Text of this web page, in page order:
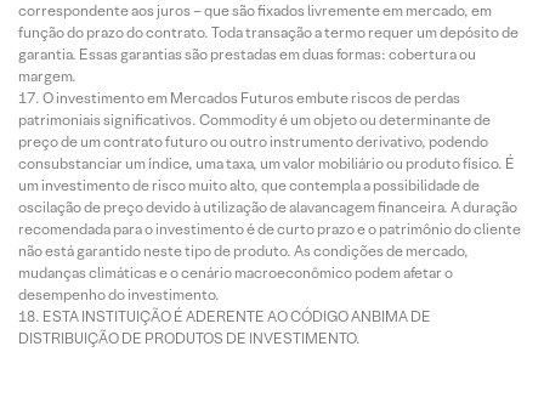
correspondente aos juros – que são fixados livremente em mercado, em
função do prazo do contrato. Toda transação a termo requer um depósito de
garantia. Essas garantias são prestadas em duas formas: cobertura ou
margem.
O investimento em Mercados Futuros embute riscos de perdas
patrimoniais significativos. Commodity é um objeto ou determinante de
preço de um contrato futuro ou outro instrumento derivativo, podendo
consubstanciar um índice, uma taxa, um valor mobiliário ou produto físico. É
um investimento de risco muito alto, que contempla a possibilidade de
oscilação de preço devido à utilização de alavancagem financeira. A duração
recomendada para o investimento é de curto prazo e o patrimônio do cliente
não está garantido neste tipo de produto. As condições de mercado,
mudanças climáticas e o cenário macroeconômico podem afetar o
desempenho do investimento.
ESTA INSTITUIÇÃO É ADERENTE AO CÓDIGO ANBIMA DE
DISTRIBUIÇÃO DE PRODUTOS DE INVESTIMENTO.